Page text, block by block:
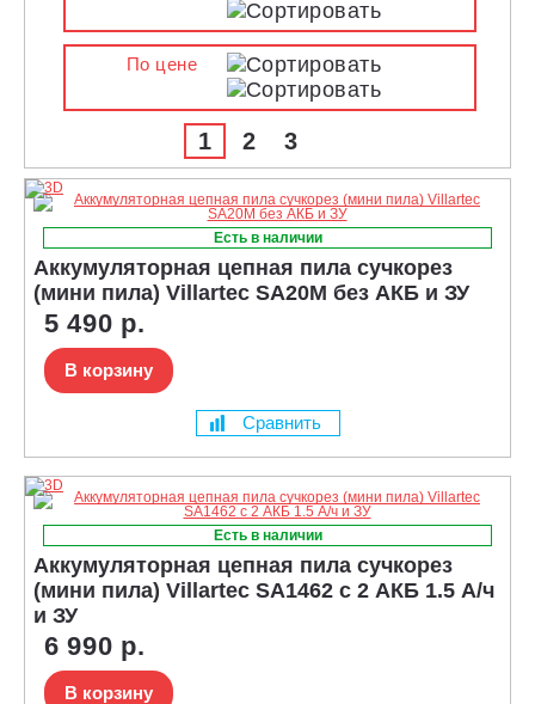
По цене
1 2 3
Есть в наличии
Аккумуляторная цепная пила сучкорез
(мини пила) Villartec SA20M без АКБ и ЗУ
5 490 р.
В корзину
Сравнить
Есть в наличии
Аккумуляторная цепная пила сучкорез
(мини пила) Villartec SA1462 с 2 АКБ 1.5 А/ч
и ЗУ
6 990 р.
В корзину